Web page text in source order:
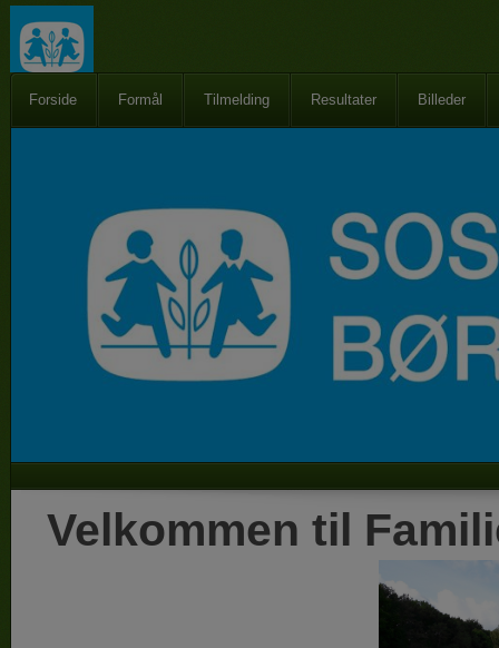
Forside Formål Tilmelding Resultater Billeder
Velkommen til